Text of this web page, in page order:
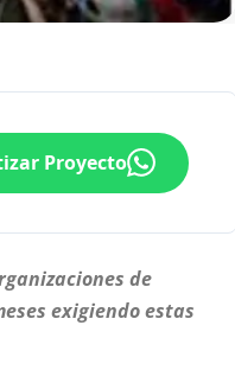
Proyecto
de
exigiendo estas